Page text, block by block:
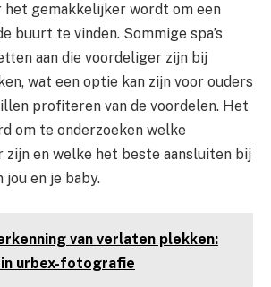
het gemakkelijker wordt om een
buurt te vinden. Sommige spa’s
aan die voordeliger zijn bij
wat een optie kan zijn voor ouders
profiteren van de voordelen. Het
om te onderzoeken welke
zijn en welke het beste aansluiten bij
jou en je baby.
van verlaten plekken:
in urbex-fotografie